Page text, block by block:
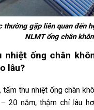
thường gặp liên quan đến
NLMT ống chân
nhiệt ống chân
lâu?
tấm thu nhiệt ống chân
20 năm, thậm chí lâu